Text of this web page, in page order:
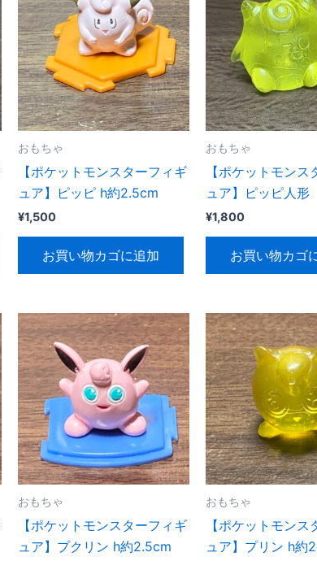
おもちゃ
【ポケットモンスターフィギ
ュア】ピッピ h約2.5cm
¥1,500
お買い物カゴに追加
おもちゃ
【ポケットモンス
ュア】ピッピ人形
¥1,800
お買い物カゴ
おもちゃ
【ポケットモンスターフィギ
ュア】プクリン h約2.5cm
おもちゃ
【ポケットモンス
ュア】プリン h約